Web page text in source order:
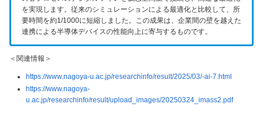
を実現します。 従来のシミュレーションによる最適化と比較して、所
要時間を約1/1000に短縮しました。
この成果は、企業間の壁を越えた
連携による半導体デバイスの性能向上に寄与するものです。
＜関連情報＞
https://www.nagoya-u.ac.jp/researchinfo/result/2025/03/-ai-7.html
https://www.nagoya-
u.ac.jp/researchinfo/result/upload_images/20250324_imass2.pdf